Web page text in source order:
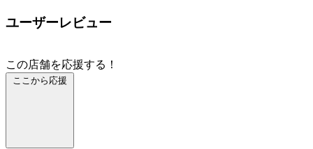
ユーザーレビュー
この店舗を応援する！
ここから応援